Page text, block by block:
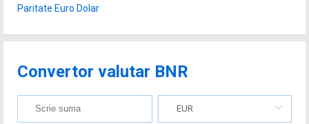
Paritate Euro Dolar
Convertor valutar BNR
EUR